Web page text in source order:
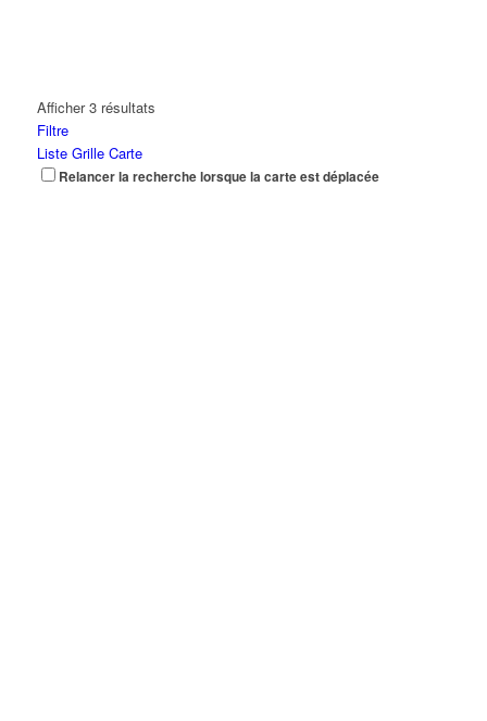
Afficher 3 résultats
Filtre
Liste Grille Carte
Relancer la recherche lorsque la carte est déplacée